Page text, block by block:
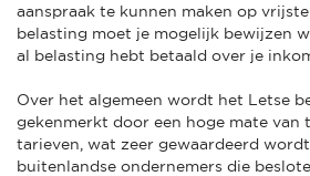
aanspraak te kunnen maken op
belasting moet je mogelijk bewijzen
al belasting hebt betaald over je
Over het algemeen wordt het Letse
gekenmerkt door een hoge mate van
tarieven, wat zeer gewaardeerd
buitenlandse ondernemers die